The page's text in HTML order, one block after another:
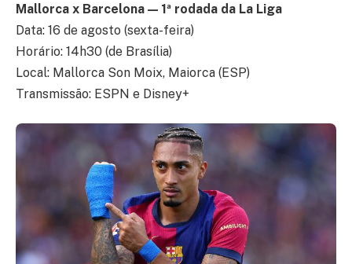
Mallorca x Barcelona — 1ª rodada da La Liga
Data: 16 de agosto (sexta-feira)
Horário: 14h30 (de Brasília)
Local: Mallorca Son Moix, Maiorca (ESP)
Transmissão: ESPN e Disney+